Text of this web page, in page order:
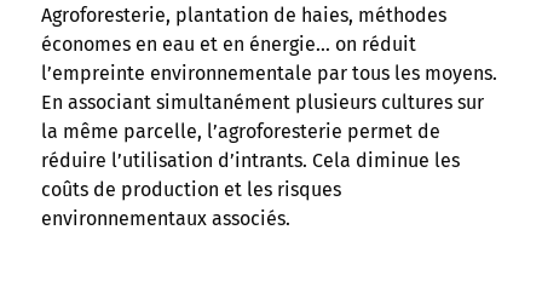
Agroforesterie, plantation de haies, méthodes
économes en eau et en énergie… on réduit
l’empreinte environnementale par tous les moyens.
En associant simultanément plusieurs cultures sur
la même parcelle, l’agroforesterie permet de
réduire l’utilisation d’intrants. Cela diminue les
coûts de production et les risques
environnementaux associés.